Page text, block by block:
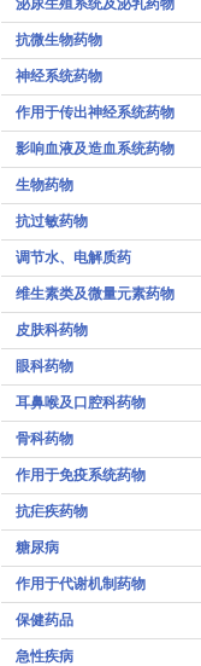
泌尿生殖系统及泌乳药物
抗微生物药物
神经系统药物
作用于传出神经系统药物
影响血液及造血系统药物
生物药物
抗过敏药物
调节水、电解质药
维生素类及微量元素药物
皮肤科药物
眼科药物
耳鼻喉及口腔科药物
骨科药物
作用于免疫系统药物
抗疟疾药物
糖尿病
作用于代谢机制药物
保健药品
急性疾病